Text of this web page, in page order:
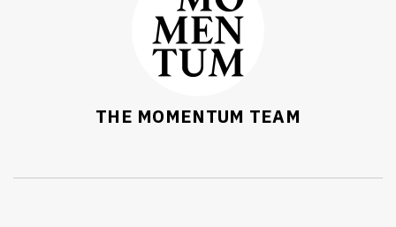
THE MOMENTUM TEAM